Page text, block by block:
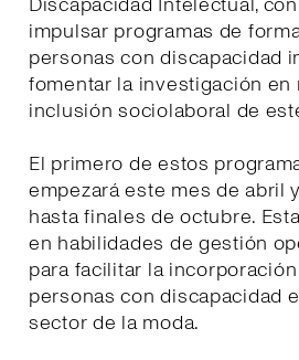
impulsar programas de
personas con discapacidad
fomentar la investigación en
inclusión sociolaboral de
El primero de estos
empezará este mes de abril
hasta finales de octubre.
en habilidades de gestión
para facilitar la
personas con discapacidad
sector de la moda.